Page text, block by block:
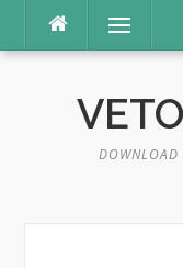
o
Menu
DOWNLOAD